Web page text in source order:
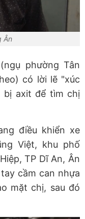
Ân
phường Tân
có lời lẽ "xúc
bị axit để tìm chị
điều khiển xe
Việt, khu phố
TP Dĩ An, Ân
cầm can nhựa
mặt chị, sau đó